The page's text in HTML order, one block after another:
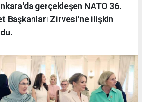
gerçekleşen NATO 36.
Başkanları Zirvesi'ne ilişkin